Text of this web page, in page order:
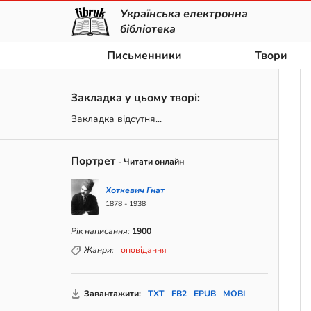
Українська електронна
бібліотека
Письменники Твори
Закладка у цьому творі:
Закладка відсутня...
Портрет - Читати онлайн
Хоткевич Гнат
1878 - 1938
Рік написання: 1900
Жанри:
оповідання
Завантажити: TXT FB2 EPUB MOBI